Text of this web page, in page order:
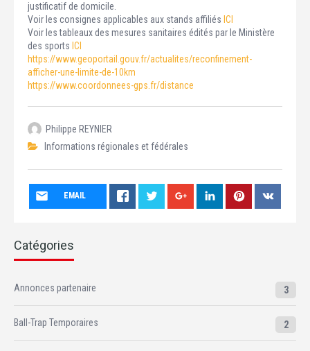
justificatif de domicile.
Voir les consignes applicables aux stands affiliés ICI
Voir les tableaux des mesures sanitaires édités par le Ministère
des sports ICI
https://www.geoportail.gouv.fr/actualites/reconfinement-
afficher-une-limite-de-10km
https://www.coordonnees-gps.fr/distance
Philippe REYNIER
Informations régionales et fédérales
EMAIL
Catégories
Annonces partenaire 3
Ball-Trap Temporaires 2